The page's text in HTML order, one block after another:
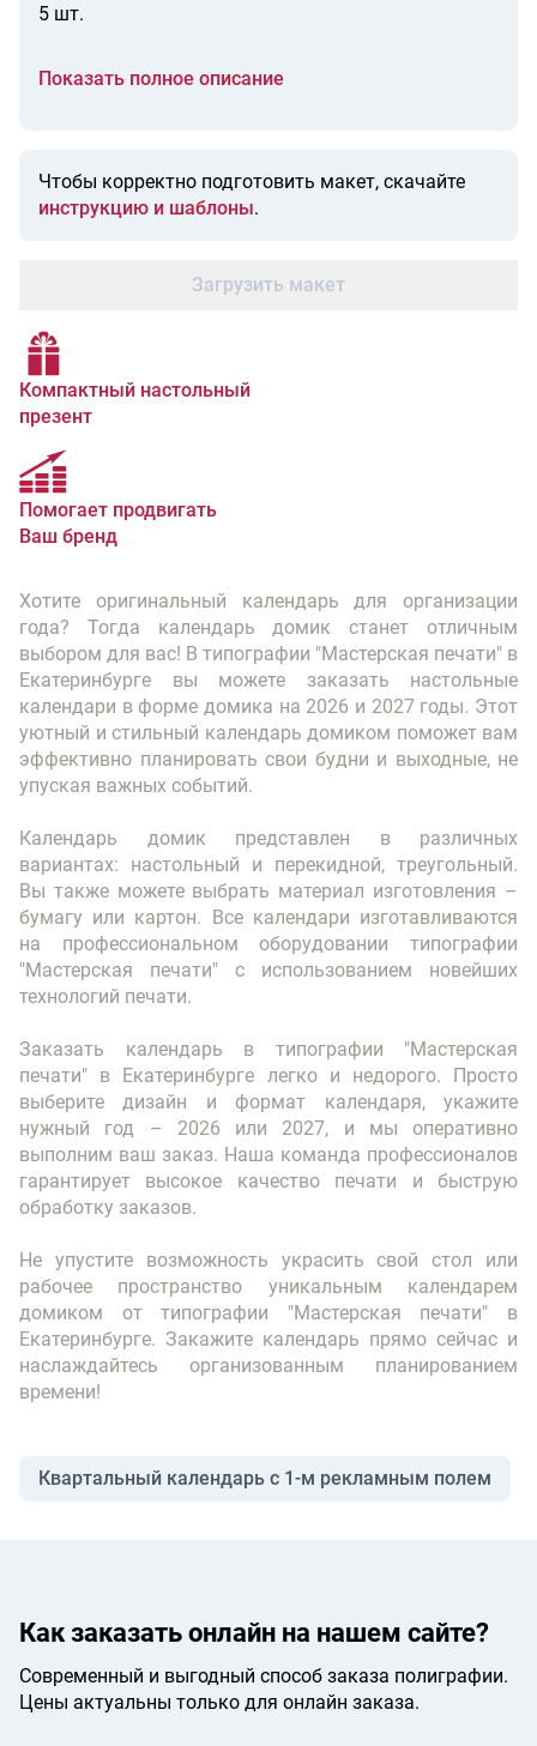
5 шт.
Показать полное описание
Чтобы корректно подготовить макет, скачайте
инструкцию и шаблоны.
Загрузить макет
Компактный настольный
презент
Помогает продвигать
Ваш бренд
Хотите оригинальный календарь для организации
года? Тогда календарь домик станет отличным
выбором для вас! В типографии "Мастерская печати" в
Екатеринбурге вы можете заказать настольные
календари в форме домика на 2026 и 2027 годы. Этот
уютный и стильный календарь домиком поможет вам
эффективно планировать свои будни и выходные, не
упуская важных событий.
Календарь домик представлен в различных
вариантах: настольный и перекидной, треугольный.
Вы также можете выбрать материал изготовления –
бумагу или картон. Все календари изготавливаются
на профессиональном оборудовании типографии
"Мастерская печати" с использованием новейших
технологий печати.
Заказать календарь в типографии "Мастерская
печати" в Екатеринбурге легко и недорого. Просто
выберите дизайн и формат календаря, укажите
нужный год – 2026 или 2027, и мы оперативно
выполним ваш заказ. Наша команда профессионалов
гарантирует высокое качество печати и быструю
обработку заказов.
Не упустите возможность украсить свой стол или
рабочее пространство уникальным календарем
домиком от типографии "Мастерская печати" в
Екатеринбурге. Закажите календарь прямо сейчас и
наслаждайтесь организованным планированием
времени!
Квартальный календарь с 1-м рекламным полем
Как заказать онлайн на нашем сайте?
Современный и выгодный способ заказа полиграфии.
Цены актуальны только для онлайн заказа.